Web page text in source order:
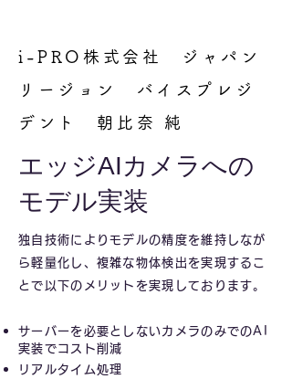
i-PRO株式会社 ジャパン
リージョン バイスプレジ
デント 朝比奈 純
エッジAIカメラへの
モデル実装
独自技術によりモデルの精度を維持しなが
ら軽量化し、複雑な物体検出を実現するこ
とで以下のメリットを実現しております。
サーバーを必要としないカメラのみでのAI
実装でコスト削減
リアルタイム処理